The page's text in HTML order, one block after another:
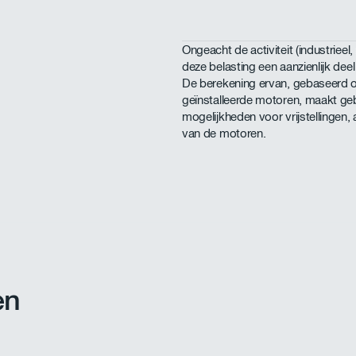
Ongeacht de activiteit
deze belasting een aanzienlijk
De berekening ervan, gebaseerd
geïnstalleerde motoren, maakt
mogelijkheden voor vrijstellingen,
van de motoren.